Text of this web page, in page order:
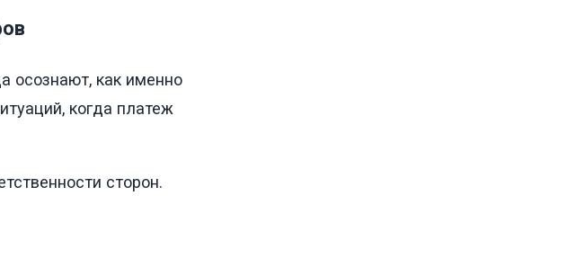
осознают, как именно
когда платеж
сторон.